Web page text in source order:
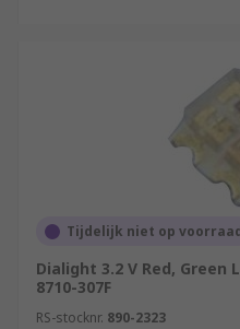
Tijdelijk niet op
Dialight 3.2 V Red, Green
8710-307F
RS-stocknr. 890-2323